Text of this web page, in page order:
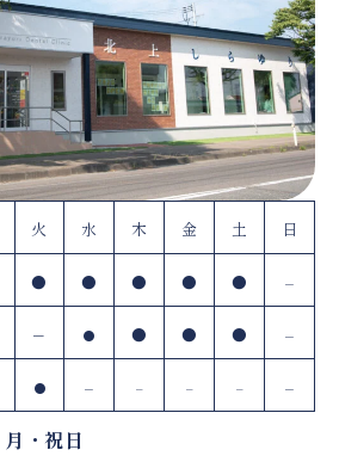
火 水 木 金 土 日
● ● ● ● ● –
– ● ● ● ● –
● – – – – –
・祝日